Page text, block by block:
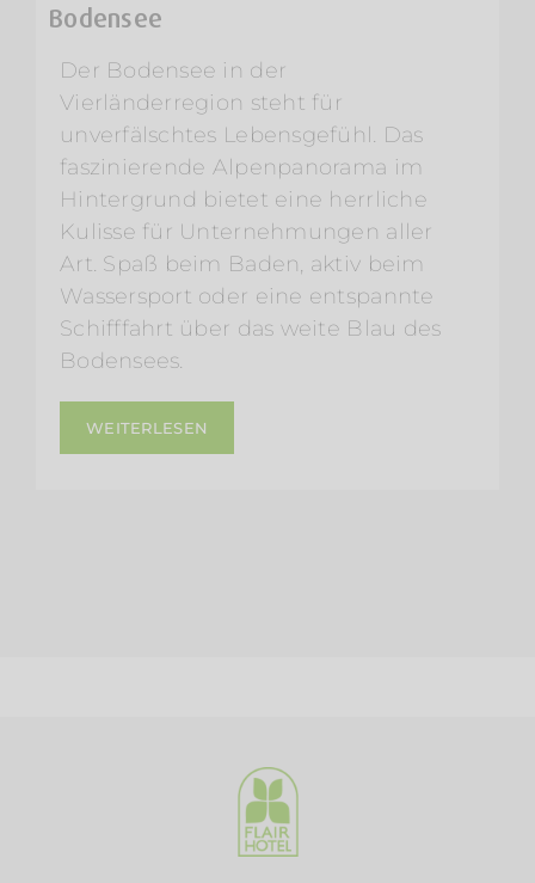
Bodensee
Der Bodensee in der
Vierländerregion steht für
unverfälschtes Lebensgefühl. Das
faszinierende Alpenpanorama im
Hintergrund bietet eine herrliche
Kulisse für Unternehmungen aller
Art. Spaß beim Baden, aktiv beim
Wassersport oder eine entspannte
Schifffahrt über das weite Blau des
Bodensees.
WEITERLESEN